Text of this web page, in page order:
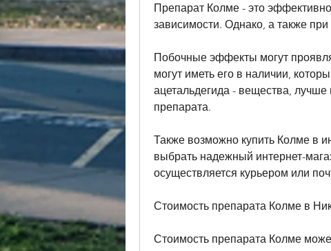
Препарат Колме - это
зависимости. Однако, а также
Побочные эффекты могут
могут иметь его в наличии,
ацетальдегида - вещества, лучше
препарата.
Также возможно купить Колме в
выбрать надежный интернет-
осуществляется курьером или
Стоимость препарата Колме в
Стоимость препарата Колме